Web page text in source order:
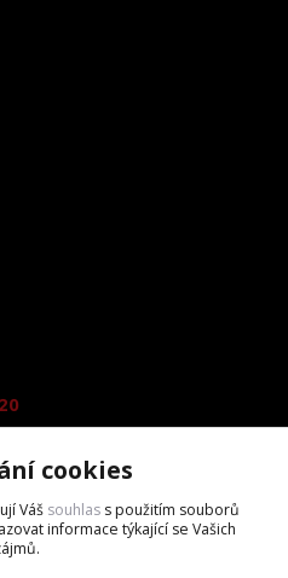
cookies
Váš souhlas s použitím souborů
informace týkající se Vašich